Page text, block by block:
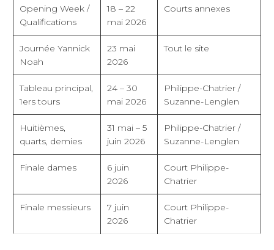
Opening Week /
Qualifications
18 – 22
mai 2026
Courts annexes
Journée Yannick
Noah
23 mai
2026
Tout le site
Tableau principal,
1ers tours
24 – 30
mai 2026
Philippe-Chatrier /
Suzanne-Lenglen
Huitièmes,
quarts, demies
31 mai – 5
juin 2026
Philippe-Chatrier /
Suzanne-Lenglen
Finale dames
6 juin
2026
Court Philippe-
Chatrier
Finale messieurs
7 juin
2026
Court Philippe-
Chatrier